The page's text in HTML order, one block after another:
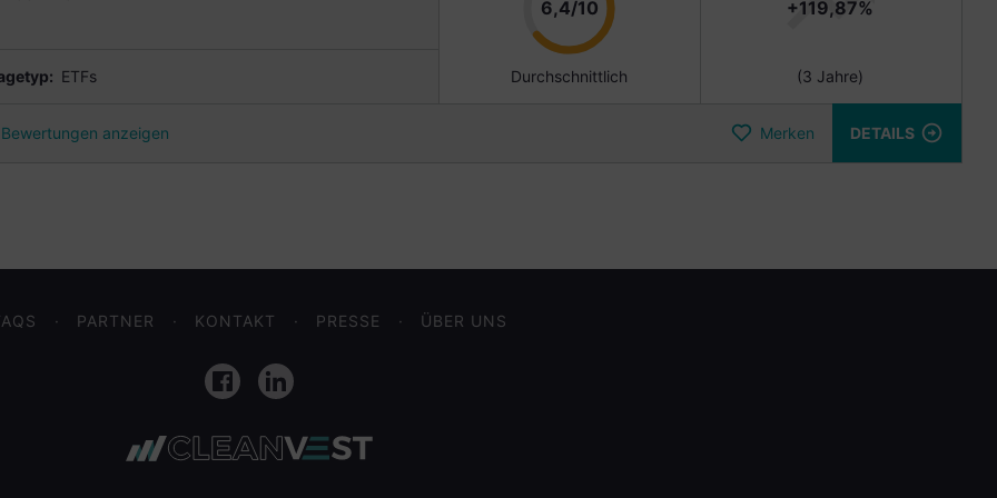
ETFs
6,4/10Punkte
Durchschnittlich
+119,87%
(3 Jahre)
Bewertungen anzeigen Merken DETAILS
PARTNER KONTAKT PRESSE ÜBER UNS
FacebookLinkedIn